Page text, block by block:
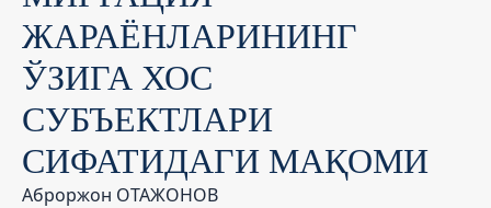
ЖАРАЁНЛАРИНИНГ
ЎЗИГА ХОС
СУБЪЕКТЛАРИ
СИФАТИДАГИ МАҚОМИ
Аброржон ОТАЖОНОВ